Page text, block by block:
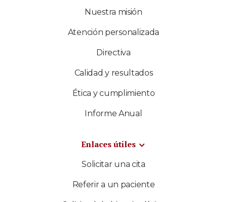
Nuestra misión
Atención personalizada
Directiva
Calidad y resultados
Ética y cumplimiento
Informe Anual
Enlaces útiles
Solicitar una cita
Referir a un paciente